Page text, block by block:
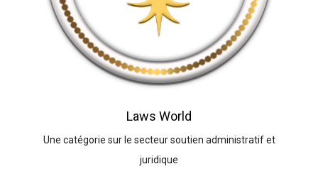
Laws World
Une catégorie sur le secteur soutien administratif et
juridique